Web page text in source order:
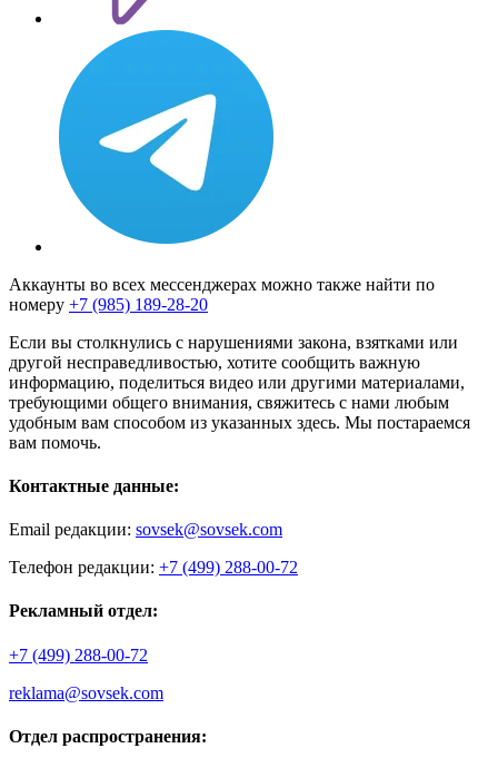
Аккаунты во всех мессенджерах можно также найти по
номеру +7 (985) 189-28-20
Если вы столкнулись с нарушениями закона, взятками или
другой несправедливостью, хотите сообщить важную
информацию, поделиться видео или другими материалами,
требующими общего внимания, свяжитесь с нами любым
удобным вам способом из указанных здесь. Мы постараемся
вам помочь.
Контактные данные:
Email редакции: sovsek@sovsek.com
Телефон редакции: +7 (499) 288-00-72
Рекламный отдел:
+7 (499) 288-00-72
reklama@sovsek.com
Отдел распространения: